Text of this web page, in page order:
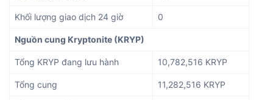
Khối lượng giao dịch 24 giờ 0
Nguồn cung Kryptonite (KRYP)
Tổng KRYP đang lưu hành 10,782,516 KRYP
Tổng cung 11,282,516 KRYP